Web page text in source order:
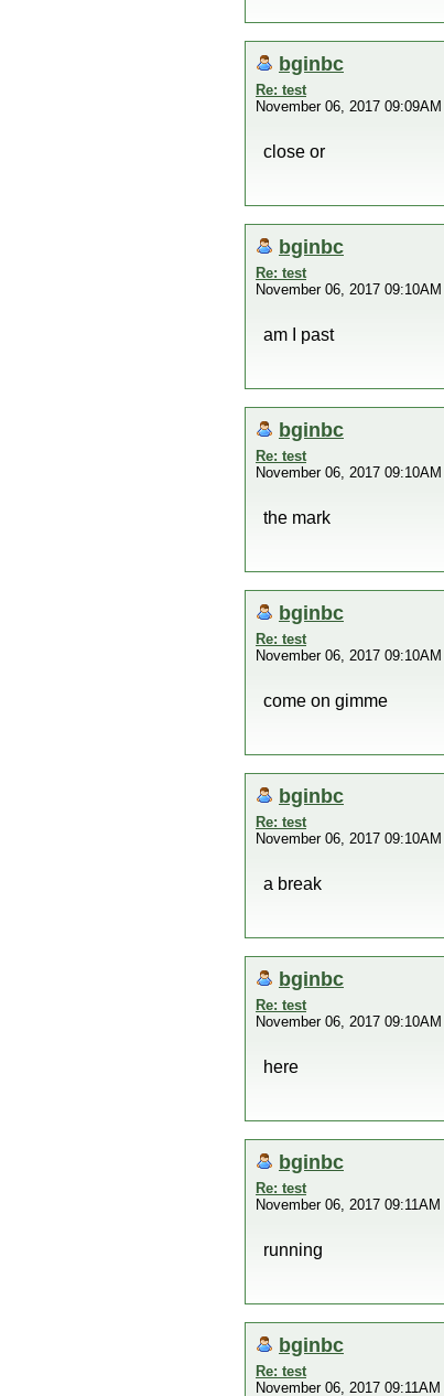
bginbc
Re: test
November 06, 2017 09:09AM
close or
bginbc
Re: test
November 06, 2017 09:10AM
am I past
bginbc
Re: test
November 06, 2017 09:10AM
the mark
bginbc
Re: test
November 06, 2017 09:10AM
come on gimme
bginbc
Re: test
November 06, 2017 09:10AM
a break
bginbc
Re: test
November 06, 2017 09:10AM
here
bginbc
Re: test
November 06, 2017 09:11AM
running
bginbc
Re: test
November 06, 2017 09:11AM